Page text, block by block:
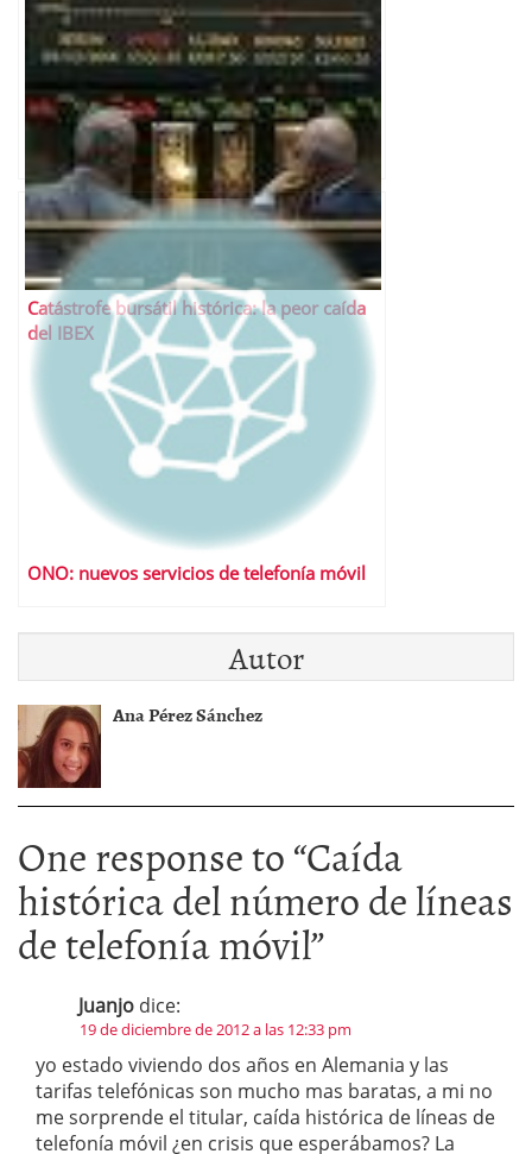
Catástrofe bursátil histórica: la peor caída
del IBEX
ONO: nuevos servicios de telefonía móvil
Autor
Ana Pérez Sánchez
One response to “Caída
histórica del número de líneas
de telefonía móvil”
Juanjo dice:
19 de diciembre de 2012 a las 12:33 pm
yo estado viviendo dos años en Alemania y las
tarifas telefónicas son mucho mas baratas, a mi no
me sorprende el titular, caída histórica de líneas de
telefonía móvil ¿en crisis que esperábamos? La